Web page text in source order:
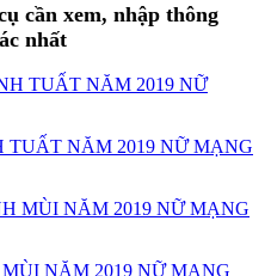
cần xem, nhập thông
nhất
TUẤT NĂM 2019 NỮ MẠNG
NĂM 2019 NỮ MẠNG